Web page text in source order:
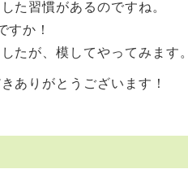
た習慣があるのですね。
すか！
たが、模してやってみます。
ありがとうございます！